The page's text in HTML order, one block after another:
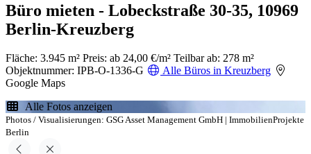
Büro mieten - Lobeckstraße 30-35, 10969
Berlin-Kreuzberg
Fläche: 3.945 m² Preis: ab 24,00 €/m² Teilbar ab: 278 m²
Objektnummer: IPB-O-1336-G
Alle Büros in Kreuzberg
Google Maps
Alle Fotos anzeigen
Photos / Visualisierungen: GSG Asset Management GmbH | ImmobilienProjekte
Berlin